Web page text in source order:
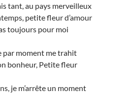
tant, au pays merveilleux
petite fleur d’amour
toujours pour moi
par moment me trahit
bonheur, Petite fleur
je m’arrête un moment